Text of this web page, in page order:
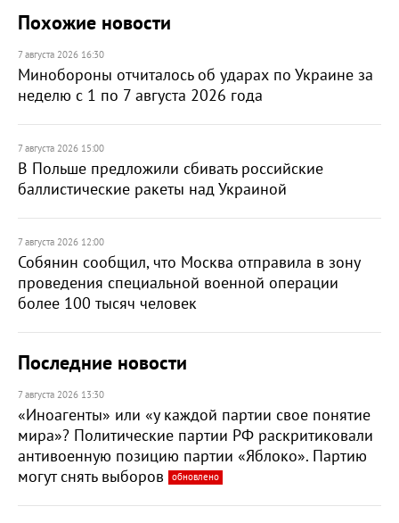
Похожие новости
7 августа 2026 16:30
Минобороны отчиталось об ударах по Украине за
неделю с 1 по 7 августа 2026 года
7 августа 2026 15:00
В Польше предложили сбивать российские
баллистические ракеты над Украиной
7 августа 2026 12:00
Собянин сообщил, что Москва отправила в зону
проведения специальной военной операции
более 100 тысяч человек
Последние новости
7 августа 2026 13:30
«Иноагенты» или «у каждой партии свое понятие
мира»? Политические партии РФ раскритиковали
антивоенную позицию партии «Яблоко». Партию
могут снять выборов
обновлено